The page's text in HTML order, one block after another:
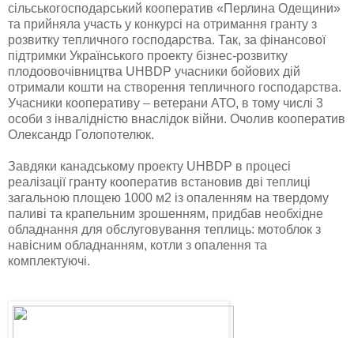
сільськогосподарський кооператив «Перлина Одещини»
та прийняла участь у конкурсі на отримання гранту з
розвитку тепличного господарства. Так, за фінансової
підтримки Українського проекту бізнес-розвитку
плодоовочівництва UHBDP учасники бойових дій
отримали кошти на створення тепличного господарства.
Учасники кооперативу – ветерани АТО, в тому числі 3
особи з інвалідністю внаслідок війни. Очолив кооператив
Олександр Голопотелюк.
Завдяки канадському проекту UHBDP в процесі
реалізації гранту кооператив встановив дві теплиці
загальною площею 1000 м2 із опаленням на твердому
паливі та крапельним зрошенням, придбав необхідне
обладнання для обслуговування теплиць: мотоблок з
навісним обладнанням, котли з опалення та
комплектуючі.